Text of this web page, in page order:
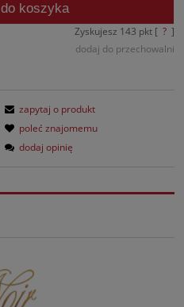
do koszyka
Zyskujesz 143 pkt [ ? ]
dodaj do przechowalni
zapytaj o produkt
poleć znajomemu
dodaj opinię